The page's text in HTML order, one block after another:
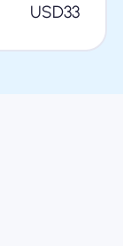
USD33